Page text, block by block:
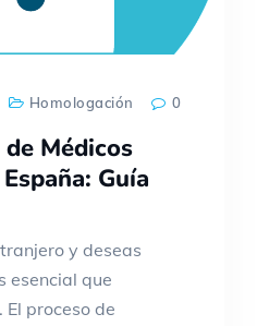
Homologación 0
Médicos
Guía
y deseas
esencial que
proceso de